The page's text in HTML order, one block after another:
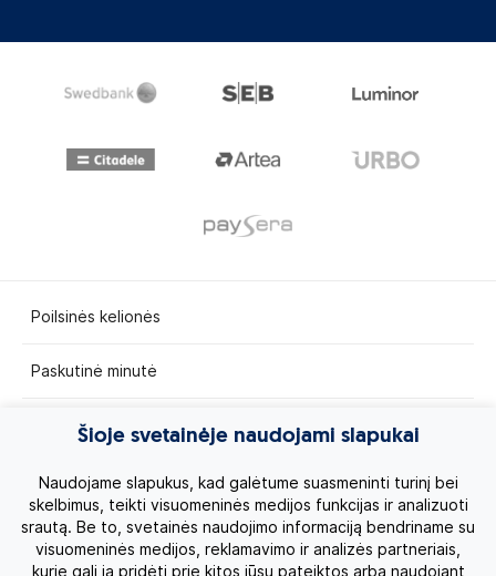
Poilsinės kelionės
Paskutinė minutė
Egzotinės kelionės
Kruizai
Kelionės po Lietuvą
Šioje svetainėje naudojami slapukai
Naudojame slapukus, kad galėtume suasmeninti turinį bei
skelbimus, teikti visuomeninės medijos funkcijas ir analizuoti
srautą. Be to, svetainės naudojimo informaciją bendriname su
visuomeninės medijos, reklamavimo ir analizės partneriais,
kurie gali ją pridėti prie kitos jūsų pateiktos arba naudojant